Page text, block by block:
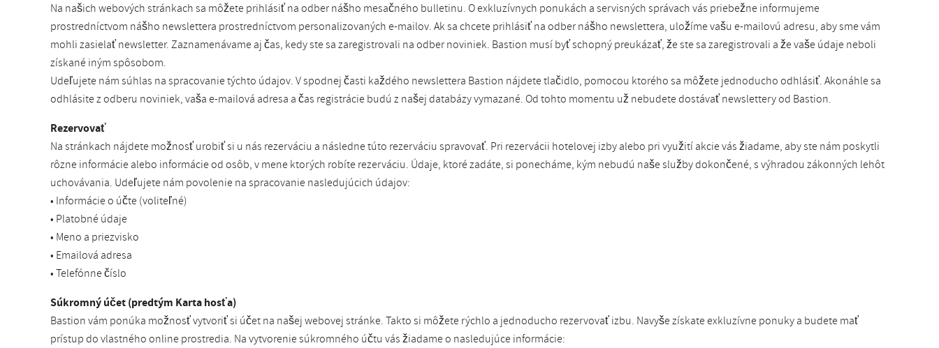
Na našich webových stránkach sa môžete prihlásiť na odber nášho mesačného bulletinu. O exkluzívnych ponukách a servisných správach vás priebežne informujeme
prostredníctvom nášho newslettera prostredníctvom personalizovaných e-mailov. Ak sa chcete prihlásiť na odber nášho newslettera, uložíme vašu e-mailovú adresu, aby sme vám
mohli zasielať newsletter. Zaznamenávame aj čas, kedy ste sa zaregistrovali na odber noviniek. Bastion musí byť schopný preukázať, že ste sa zaregistrovali a že vaše údaje neboli
získané iným spôsobom.
Udeľujete nám súhlas na spracovanie týchto údajov. V spodnej časti každého newslettera Bastion nájdete tlačidlo, pomocou ktorého sa môžete jednoducho odhlásiť. Akonáhle sa
odhlásite z odberu noviniek, vaša e-mailová adresa a čas registrácie budú z našej databázy vymazané. Od tohto momentu už nebudete dostávať newslettery od Bastion.
Rezervovať
Na stránkach nájdete možnosť urobiť si u nás rezerváciu a následne túto rezerváciu spravovať. Pri rezervácii hotelovej izby alebo pri využití akcie vás žiadame, aby ste nám poskytli
rôzne informácie alebo informácie od osôb, v mene ktorých robíte rezerváciu. Údaje, ktoré zadáte, si ponecháme, kým nebudú naše služby dokončené, s výhradou zákonných lehôt
uchovávania. Udeľujete nám povolenie na spracovanie nasledujúcich údajov:
• Informácie o účte (voliteľné)
• Platobné údaje
• Meno a priezvisko
• Emailová adresa
• Telefónne číslo
Súkromný účet (predtým Karta hosťa)
Bastion vám ponúka možnosť vytvoriť si účet na našej webovej stránke. Takto si môžete rýchlo a jednoducho rezervovať izbu. Navyše získate exkluzívne ponuky a budete mať
prístup do vlastného online prostredia. Na vytvorenie súkromného účtu vás žiadame o nasledujúce informácie: